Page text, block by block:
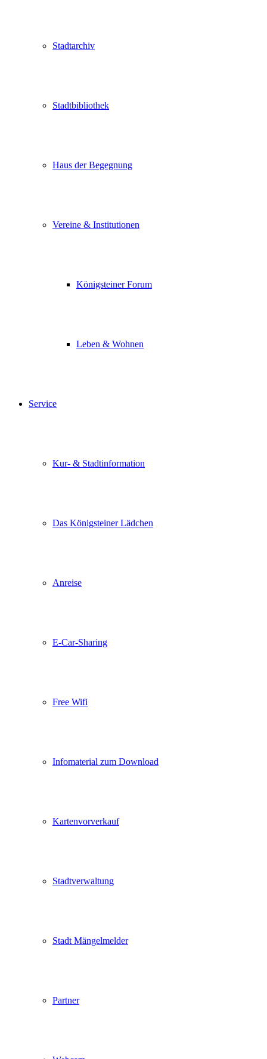
Stadtarchiv
Stadtbibliothek
Haus der Begegnung
Vereine & Institutionen
Königsteiner Forum
Leben & Wohnen
Service
Kur- & Stadtinformation
Das Königsteiner Lädchen
Anreise
E-Car-Sharing
Free Wifi
Infomaterial zum Download
Kartenvorverkauf
Stadtverwaltung
Stadt Mängelmelder
Partner